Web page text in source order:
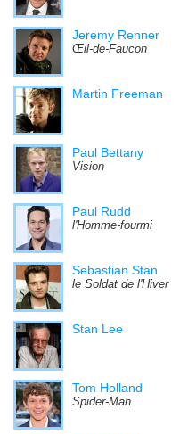
Jeremy Renner
Œil-de-Faucon
Martin Freeman
Paul Bettany
Vision
Paul Rudd
l'Homme-fourmi
Sebastian Stan
le Soldat de l'Hiver
Stan Lee
Tom Holland
Spider-Man